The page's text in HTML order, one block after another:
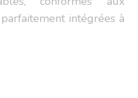
intégrées à